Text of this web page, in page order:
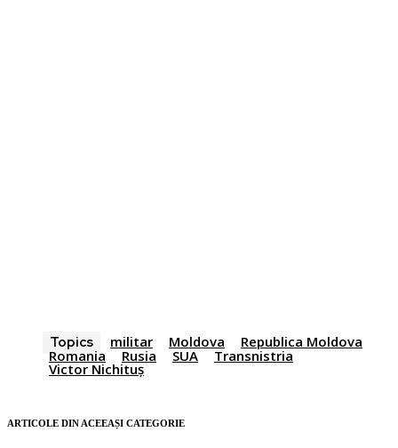
Topics militar Moldova
Republica Moldova
Romania
Rusia SUA Transnistria
Victor Nichituș
ARTICOLE DIN ACEEAȘI CATEGORIE